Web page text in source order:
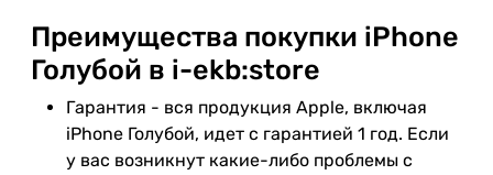
Преимущества покупки iPhone
Голубой в i-ekb:store
Гарантия - вся продукция Apple, включая
iPhone Голубой, идет с гарантией 1 год. Если
у вас возникнут какие-либо проблемы с